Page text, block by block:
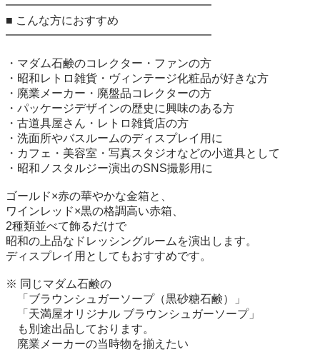
━━━━━━━━━━━━━━━━━━
■ こんな方におすすめ
━━━━━━━━━━━━━━━━━━
・マダム石鹸のコレクター・ファンの方
・昭和レトロ雑貨・ヴィンテージ化粧品が好きな方
・廃業メーカー・廃盤品コレクターの方
・パッケージデザインの歴史に興味のある方
・古道具屋さん・レトロ雑貨店の方
・洗面所やバスルームのディスプレイ用に
・カフェ・美容室・写真スタジオなどの小道具として
・昭和ノスタルジー演出のSNS撮影用に
ゴールド×赤の華やかな金箱と、
ワインレッド×黒の格調高い赤箱、
2種類並べて飾るだけで
昭和の上品なドレッシングルームを演出します。
ディスプレイ用としてもおすすめです。
※ 同じマダム石鹸の
「ブラウンシュガーソープ（黒砂糖石鹸）」
「天満屋オリジナル ブラウンシュガーソープ」
も別途出品しております。
廃業メーカーの当時物を揃えたい